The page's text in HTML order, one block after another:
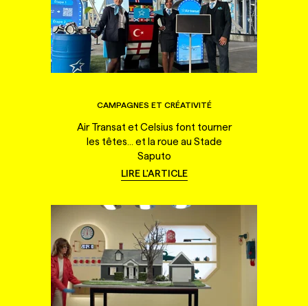
CAMPAGNES ET CRÉATIVITÉ
Air Transat et Celsius font tourner
les têtes... et la roue au Stade
Saputo
LIRE L'ARTICLE